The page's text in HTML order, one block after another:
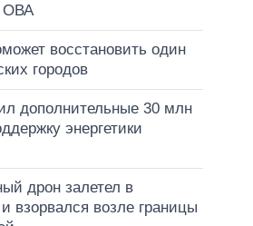
ОВА
восстановить один
городов
дополнительные 30 млн
энергетики
дрон залетел в
взорвался возле границы